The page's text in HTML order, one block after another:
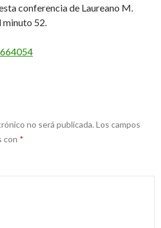
conferencia de Laureano M.
minuto 52.
no será publicada. Los campos
con *